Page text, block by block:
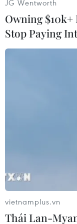
TIN CÙNG
JG Wentworth
Owning
Stop Paying
vietnamplus.vn
Thái Lan-